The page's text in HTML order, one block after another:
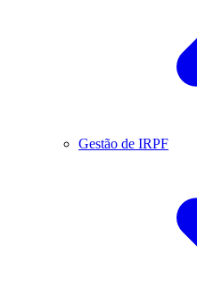
Gestão de IRPF